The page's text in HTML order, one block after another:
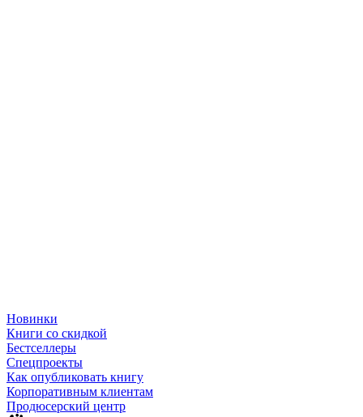
Новинки
Книги со скидкой
Бестселлеры
Спецпроекты
Как опубликовать книгу
Корпоративным клиентам
Продюсерский центр